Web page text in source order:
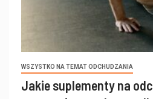
WSZYSTKO NA TEMAT ODCHUDZANIA
Jakie suplementy na